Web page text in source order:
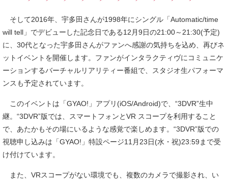
そして2016年、宇多田さんが1998年にシングル「Automatic/time
will tell」でデビューした記念日である12月9日の21:00～21:30(予定)
に、30代となった宇多田さんがファンへ感謝の気持ちを込め、再びネ
ットイベントを開催します。ファンがインタラクティヴにコミュニケ
ーションするバーチャルリアリティー番組で、スタジオ生パフォーマ
ンスも予定されています。
このイベントは「GYAO!」アプリ(iOS/Android)で、“3DVR”生中
継。“3DVR”版では、スマートフォンとVR スコープを利用すること
で、あたかもその場にいるような感覚で楽しめます。“3DVR”版での
視聴申し込みは「GYAO!」特設ページ11月23日(水・祝)23:59まで受
け付けています。
また、VRスコープがない環境でも、複数のカメラで撮影され、い